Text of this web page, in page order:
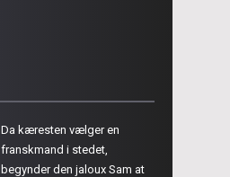
Da kæresten vælger en
franskmand i stedet,
begynder den jaloux Sam at